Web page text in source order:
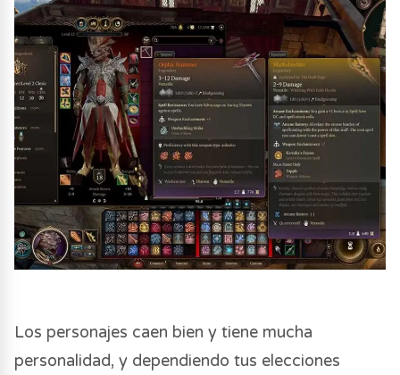
Los personajes caen bien y tiene mucha
personalidad, y dependiendo tus elecciones